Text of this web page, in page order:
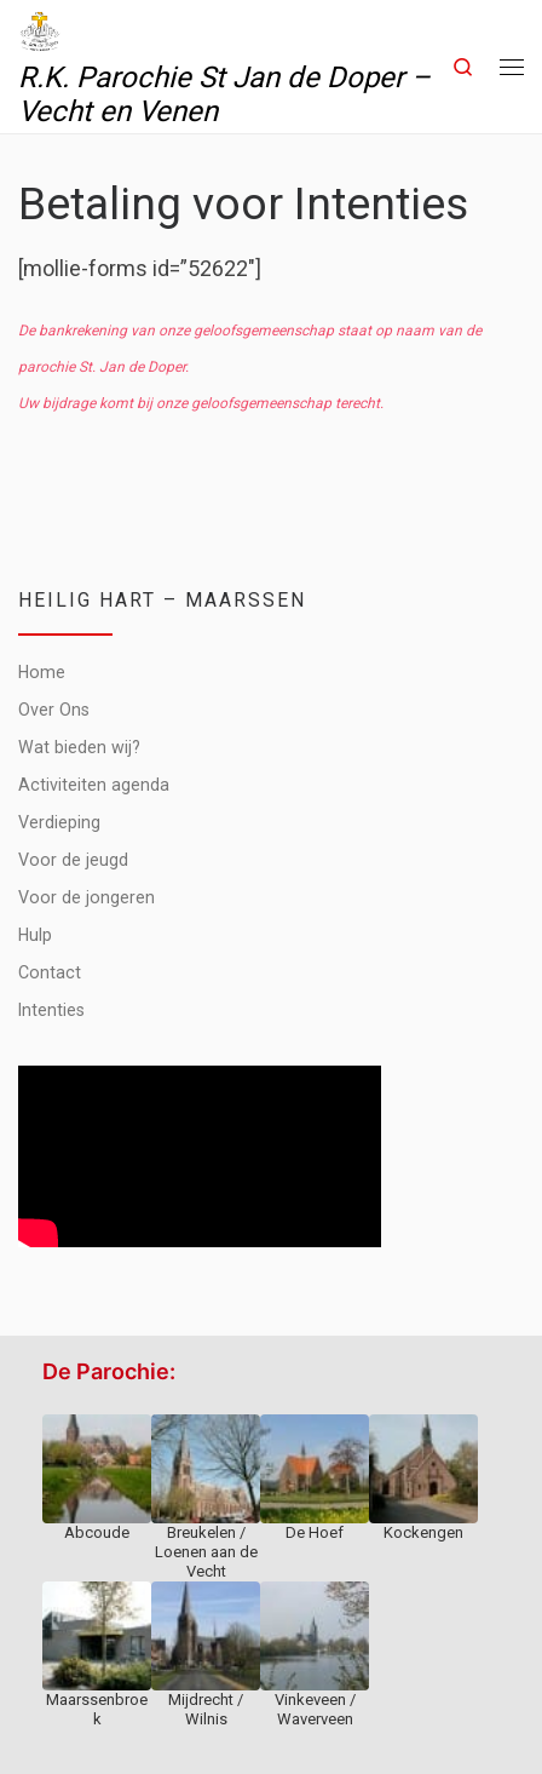
Skip to content
R.K. Parochie St Jan de Doper –
Vecht en Venen
Search
Betaling voor Intenties
[mollie-forms id=”52622″]
De bankrekening van onze geloofsgemeenschap staat op naam van de
parochie St. Jan de Doper.
Uw bijdrage komt bij onze geloofsgemeenschap terecht.
HEILIG HART – MAARSSEN
Home
Over Ons
Wat bieden wij?
Activiteiten agenda
Verdieping
Voor de jeugd
Voor de jongeren
Hulp
Contact
Intenties
De Parochie:
Abcoude
Breukelen /
Loenen aan de
Vecht
De Hoef Kockengen
Maarssenbroe
k
Mijdrecht /
Wilnis
Vinkeveen /
Waverveen